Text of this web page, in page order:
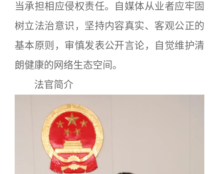
当承担相应侵权责任。自媒体从业者应牢固
树立法治意识，坚持内容真实、客观公正的
基本原则，审慎发表公开言论，自觉维护清
朗健康的网络生态空间。
法官简介